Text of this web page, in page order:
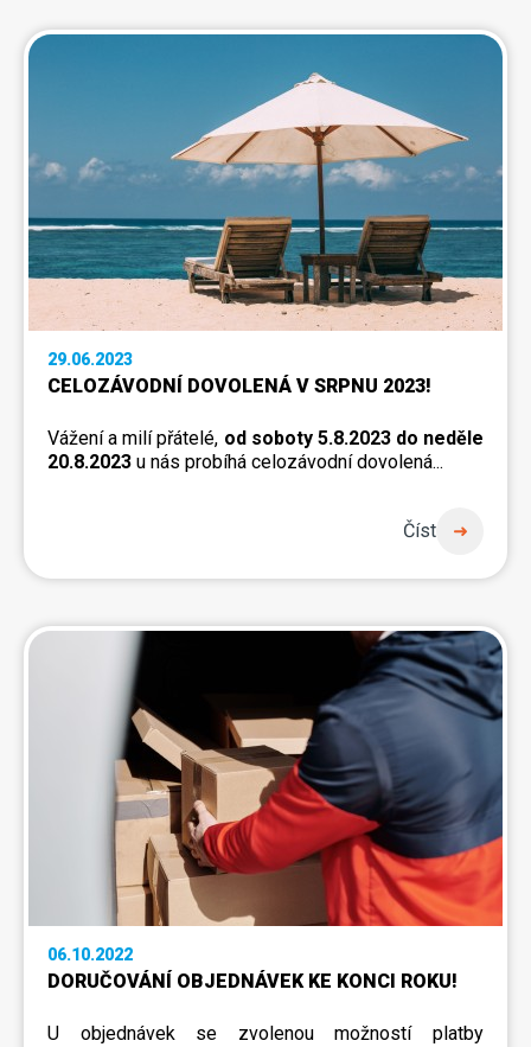
29.06.2023
CELOZÁVODNÍ DOVOLENÁ V SRPNU 2023!
Vážení a milí přátelé, od soboty 5.8.2023 do neděle
20.8.2023 u nás probíhá celozávodní dovolená...
Číst
06.10.2022
DORUČOVÁNÍ OBJEDNÁVEK KE KONCI ROKU!
U objednávek se zvolenou možností platby